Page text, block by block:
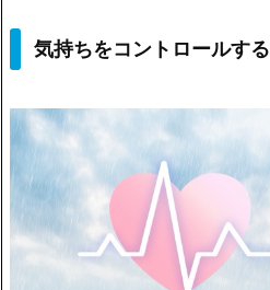
気持ちをコントロールする